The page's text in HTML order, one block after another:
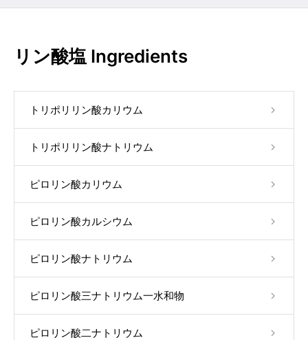
リン酸塩 Ingredients
トリポリリン酸カリウム
トリポリリン酸ナトリウム
ピロリン酸カリウム
ピロリン酸カルシウム
ピロリン酸ナトリウム
ピロリン酸三ナトリウム一水和物
ピロリン酸二ナトリウム